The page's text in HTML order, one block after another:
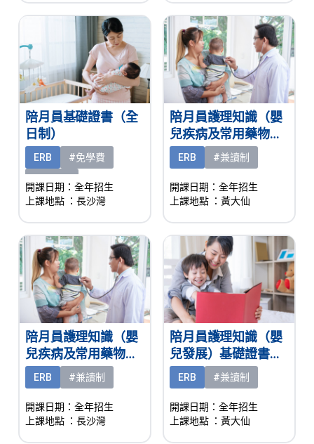
陪月員基礎證書（全
日制）
ERB
#免學費
#有津貼
開課日期：全年招生
上課地點 ：長沙灣
陪月員護理知識（嬰
兒疾病及常用藥物認
知）基礎證書（兼讀
制）
ERB #兼讀制
開課日期：全年招生
上課地點 ：黃大仙
陪月員護理知識（嬰
兒疾病及常用藥物認
知）基礎證書（兼讀
制）
ERB #兼讀制
開課日期：全年招生
上課地點 ：長沙灣
陪月員護理知識（嬰
兒發展）基礎證書
（兼讀制）
ERB #兼讀制
開課日期：全年招生
上課地點 ：黃大仙